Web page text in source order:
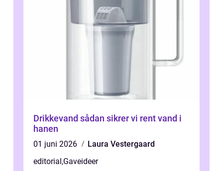
Drikkevand sådan sikrer vi rent vand i
hanen
01 juni 2026
Laura Vestergaard
editorial ,Gaveideer